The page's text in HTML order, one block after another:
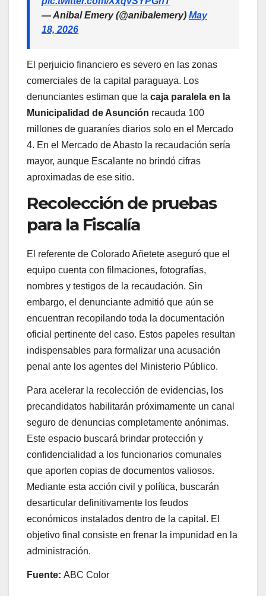
— Anibal Emery (@anibalemery) May
18, 2026
El perjuicio financiero es severo en las zonas
comerciales de la capital paraguaya. Los
denunciantes estiman que la caja paralela en la
Municipalidad de Asunción recauda 100
millones de guaraníes diarios solo en el Mercado
4. En el Mercado de Abasto la recaudación sería
mayor, aunque Escalante no brindó cifras
aproximadas de ese sitio.
Recolección de pruebas
para la Fiscalía
El referente de Colorado Añetete aseguró que el
equipo cuenta con filmaciones, fotografías,
nombres y testigos de la recaudación. Sin
embargo, el denunciante admitió que aún se
encuentran recopilando toda la documentación
oficial pertinente del caso. Estos papeles resultan
indispensables para formalizar una acusación
penal ante los agentes del Ministerio Público.
Para acelerar la recolección de evidencias, los
precandidatos habilitarán próximamente un canal
seguro de denuncias completamente anónimas.
Este espacio buscará brindar protección y
confidencialidad a los funcionarios comunales
que aporten copias de documentos valiosos.
Mediante esta acción civil y política, buscarán
desarticular definitivamente los feudos
económicos instalados dentro de la capital. El
objetivo final consiste en frenar la impunidad en la
administración.
Fuente: ABC Color